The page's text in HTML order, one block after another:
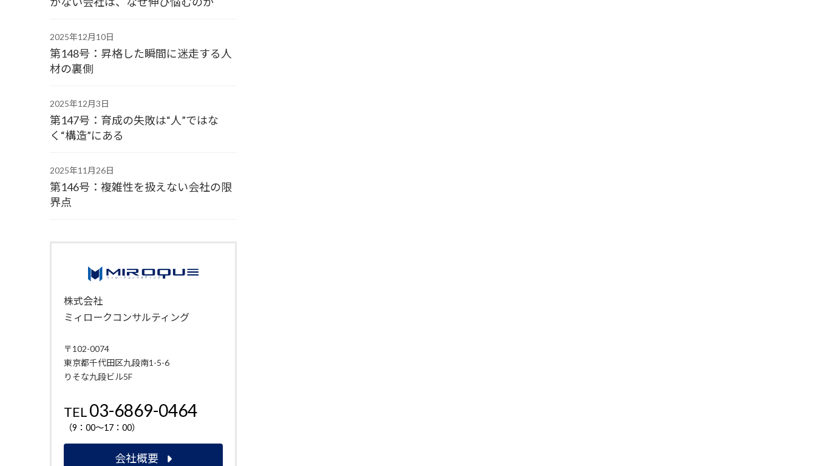
2025年12月10日
第148号：昇格した瞬間に迷走する人
材の裏側
2025年12月3日
第147号：育成の失敗は“人”ではな
く“構造”にある
2025年11月26日
第146号：複雑性を扱えない会社の限
界点
株式会社
ミィロークコンサルティング
〒102-0074
東京都千代田区九段南1-5-6
りそな九段ビル5F
TEL03-6869-0464
（9：00～17：00）
会社概要